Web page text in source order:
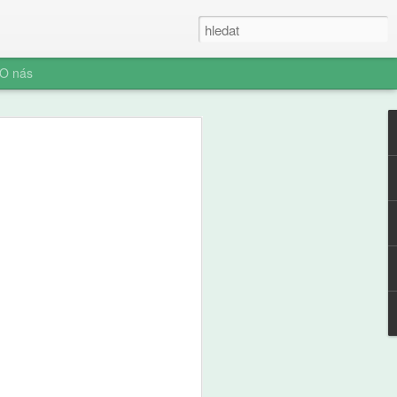
O nás
a zdraví
výsledky
jeden z nejvýznamnějších
i jeho rodiny. Pro pedagogickou obec